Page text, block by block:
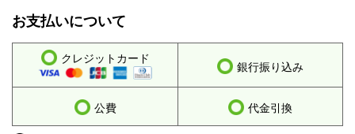
お支払いについて
クレジットカード
銀行振り込み
公費 代金引換